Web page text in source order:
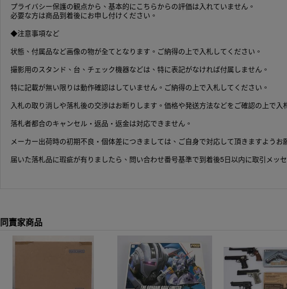
プライバシー保護の観点から、基本的にこちらからの評価は入れていません。
必要な方は商品到着後にお申し付けください。
◆注意事項など
状態、付属品など画像の物が全てとなります。ご納得の上で入札してください。
撮影用のスタンド、台、チェック機器などは、特に表記がなければ付属しません。
特に記載が無い限りは動作確認はしていません。ご納得の上で入札してください。
入札の取り消しや落札後の交渉はお断りします。価格や発送方法などをご確認の上で入
落札者都合のキャンセル・返品・返金は対応できません。
メーカー出荷時の初期不良・個体差につきましては、ご自身で対応して頂きますようお
届いた落札品に瑕疵が有りましたら、問い合わせ番号基準で到着後5日以内に取引メッ
同賣家商品